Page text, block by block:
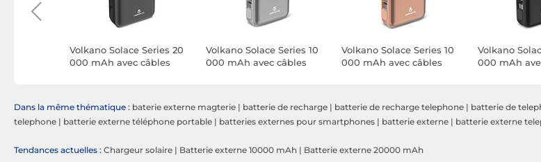
Volkano Solace Series 20
000 mAh avec câbles
Volkano Solace Series 10
000 mAh avec câbles
Volkano Solace Series 10
000 mAh avec câbles
Volkano
000 mAh
Dans la même thématique : baterie externe magterie | batterie de recharge | batterie de recharge telephone | batterie de
telephone | batterie externe téléphone portable | batteries externes pour smartphones | batterie externe | batterie externe
Tendances actuelles : Chargeur solaire | Batterie externe 10000 mAh | Batterie externe 20000 mAh